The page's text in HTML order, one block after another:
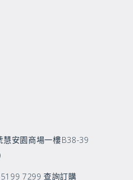
慧安園商場一樓B38-39
7299 查詢訂購